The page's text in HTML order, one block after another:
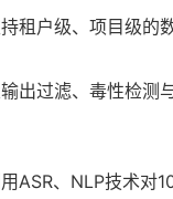
租户级、项目级的
出过滤、毒性检测
ASR、NLP技术对